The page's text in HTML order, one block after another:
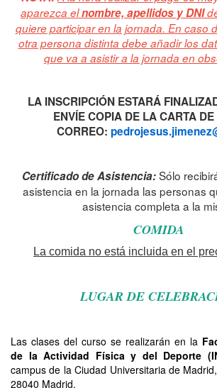
aparezca elnombre, apellidos y DNI
quiere participar en la jornada. En caso
otra persona distinta debe añadir los
que va a asistir a la jornada en
LA INSCRIPCIÓN ESTARÁ
ENVÍE COPIA DE LA CARTA
CORREO:
Certificado de Asistencia:Sólo
asistencia en la jornada las personas
asistencia completa a la
COMIDA
La comida no está incluida en el
LUGAR DE
Las clases del curso se realizarán en la
de la Actividad Física y del Deporte
campus de la Ciudad Universitaria de
28040 Madrid.